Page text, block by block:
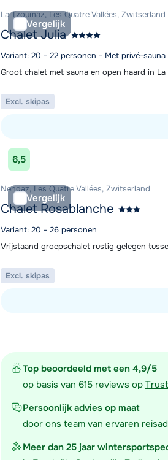
Top beoordeeld met een 4,9/5
op basis van 615 reviews op
Persoonlijk advies op maat
door ons team van ervaren
Meer dan 25 jaar
Vergelijk
La Tzoumaz, Les Quatre Vallées, Zwitserland
Chalet Julia
Variant: 20 - 22 personen - Met privé-sauna
Groot chalet met sauna en open haard in
Excl. skipas
Bekijk accommodatie
6,5
Vergelijk
Nendaz, Les Quatre Vallées, Zwitserland
Chalet Rosablanche
Variant: 20 - 26 personen
Vrijstaand groepschalet rustig gelegen
Excl. skipas